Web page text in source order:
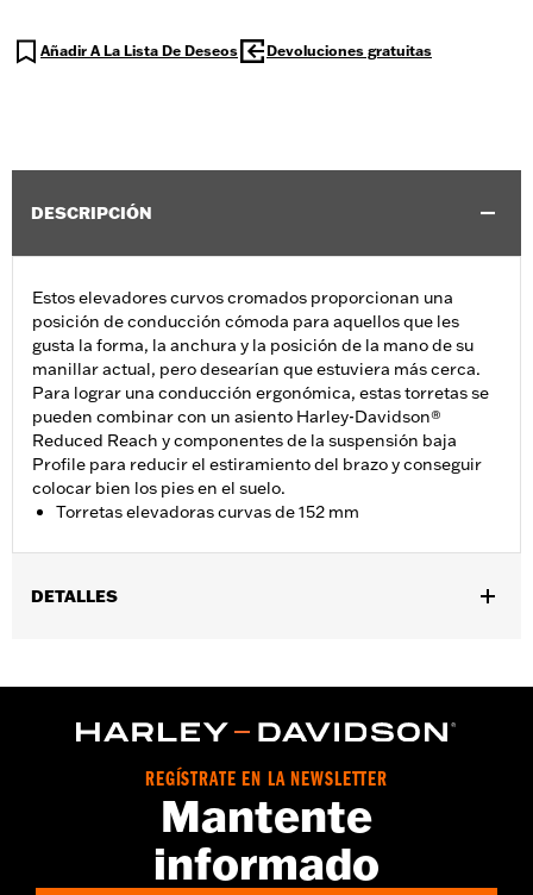
Añadir A La Lista De Deseos Devoluciones gratuitas
DESCRIPCIÓN
Estos elevadores curvos cromados proporcionan una
posición de conducción cómoda para aquellos que les
gusta la forma, la anchura y la posición de la mano de su
manillar actual, pero desearían que estuviera más cerca.
Para lograr una conducción ergonómica, estas torretas se
pueden combinar con un asiento Harley-Davidson®
Reduced Reach y componentes de la suspensión baja
Profile para reducir el estiramiento del brazo y conseguir
colocar bien los pies en el suelo.
Torretas elevadoras curvas de 152 mm
DETALLES
24 y posteriores Touring, Trike, y '22 y posteriores Revolution
Max. Requiere la compra por separado de los componentes
adicionales. Consulta con el concesionario para obtener más
Instrucciones de instalación
Unida de medida del diámetro del material:Pulgadas
REGÍSTRATE EN LA NEWSLETTER
Mantente
informado